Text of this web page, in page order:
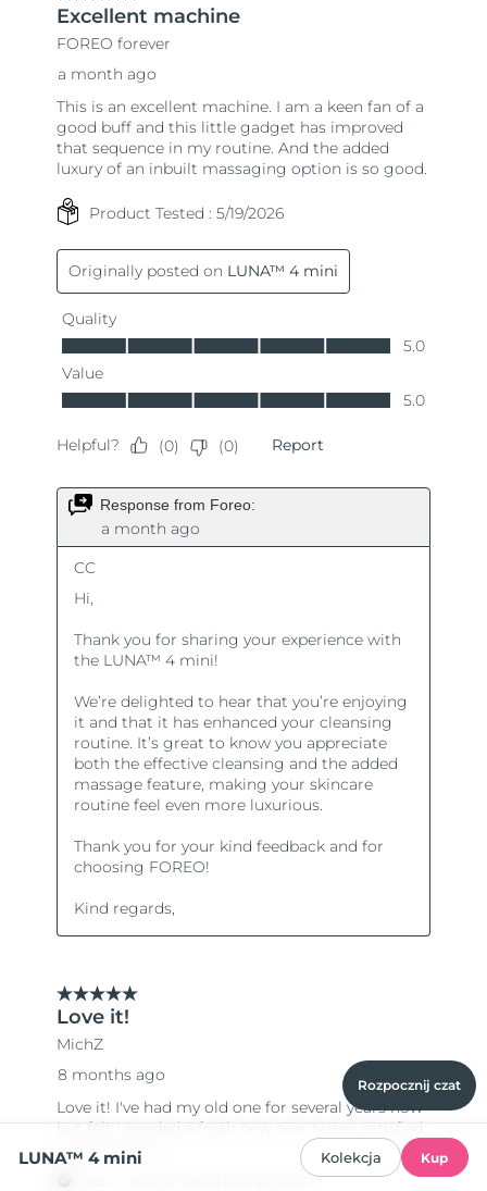
Rozpocznij czat
LUNA™ 4 mini Kolekcja Kup